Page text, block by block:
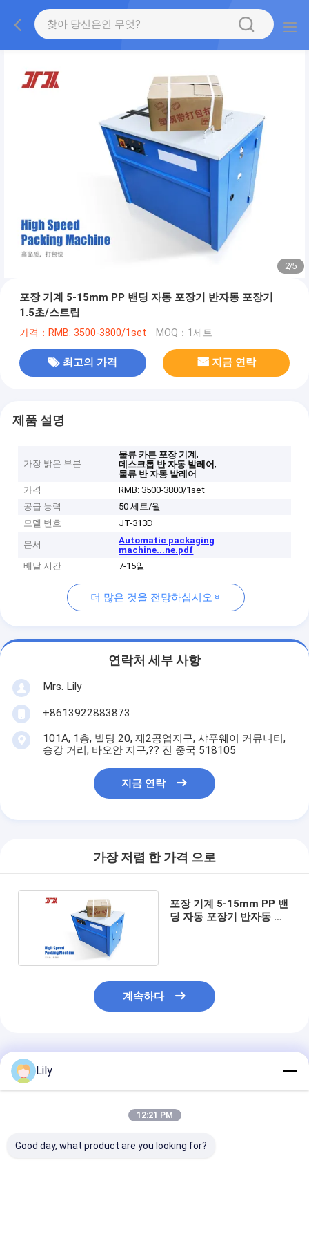
2/5
포장 기계 5-15mm PP 밴딩 자동 포장기 반자동 포장기
1.5초/스트립
가격：RMB: 3500-3800/1set MOQ：1세트
최고의 가격 지금 연락
제품 설명
가장 밝은 부분
물류 카튼 포장 기계,
데스크톱 반 자동 발레어,
물류 반 자동 발레어
가격
RMB: 3500-3800/1set
공급 능력
50 세트/월
모델 번호
JT-313D
문서
Automatic packaging
machine...ne.pdf
배달 시간
7-15일
더 많은 것을 전망하십시오
연락처 세부 사항
Mrs. Lily
+8613922883873
101A, 1층, 빌딩 20, 제2공업지구, 샤푸웨이 커뮤니티,
송강 거리, 바오안 지구,?? 진 중국 518105
지금 연락
가장 저렴 한 가격 으로
포장 기계 5-15mm PP 밴
딩 자동 포장기 반자동 포
계속하다
추천된 제품
Lily
12:21 PM
Good day, what product are you looking for?